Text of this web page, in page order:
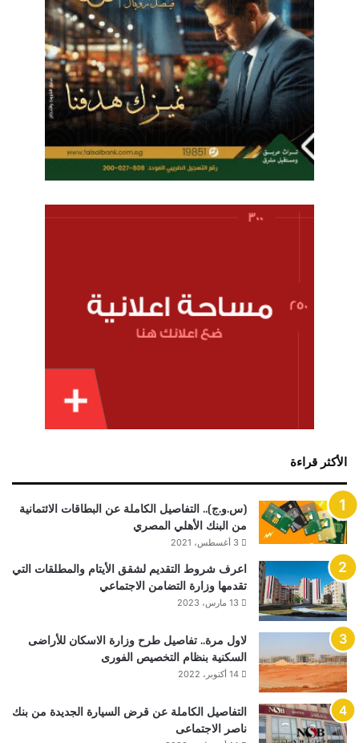
الأكثر قراءة
(س.و.ج).. التفاصيل الكاملة عن البطاقات الائتمانية
من البنك الأهلي المصري
3 أغسطس، 2021
اعرف شروط التقديم لشقق الأيتام والمطلقات التي
تقدمها وزارة التضامن الاجتماعي
13 مارس، 2023
لاول مرة.. تفاصيل طرح وزارة الاسكان للأراضى
السكنية بنظام التخصيص الفورى
14 أكتوبر، 2022
التفاصيل الكاملة عن قرض السيارة الجديدة من بنك
ناصر الاجتماعى